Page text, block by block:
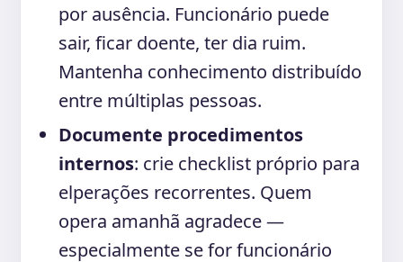
por ausência. Funcionário puede
sair, ficar doente, ter dia ruim.
Mantenha conhecimento distribuído
entre múltiplas pessoas.
Documente procedimentos
internos: crie checklist próprio para
elperações recorrentes. Quem
opera amanhã agradece —
especialmente se for funcionário